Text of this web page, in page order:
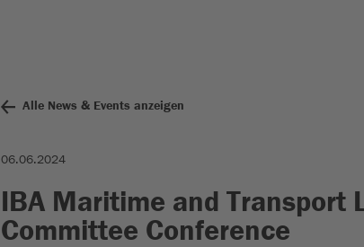
Alle News & Events anzeigen
06.06.2024
IBA Maritime and Transport
Committee Conference